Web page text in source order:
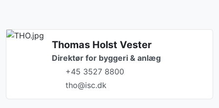
Thomas Holst Vester
Direktør for byggeri & anlæg
+45 3527 8800
tho@isc.dk